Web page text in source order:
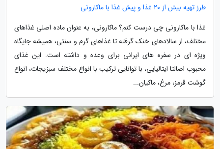
طرز تهیه بیش از 20 غذا و پیش غذا با ماکارونی
غذا با ماکارونی چی درست کنم؟ ماکارونی، به عنوان ماده اصلی غذاهای
مختلف، از سالادهای خنک گرفته تا غذاهای گرم و سنتی، همیشه جایگاه
ویژه ای در سفره های ایرانی برای وعده و داشته است. این غذای
محبوب اصالتا ایتالیایی، با توانایی ترکیب با انواع مختلف سبزیجات، انواع
گوشت قرمز، مرغ، ماکیان...